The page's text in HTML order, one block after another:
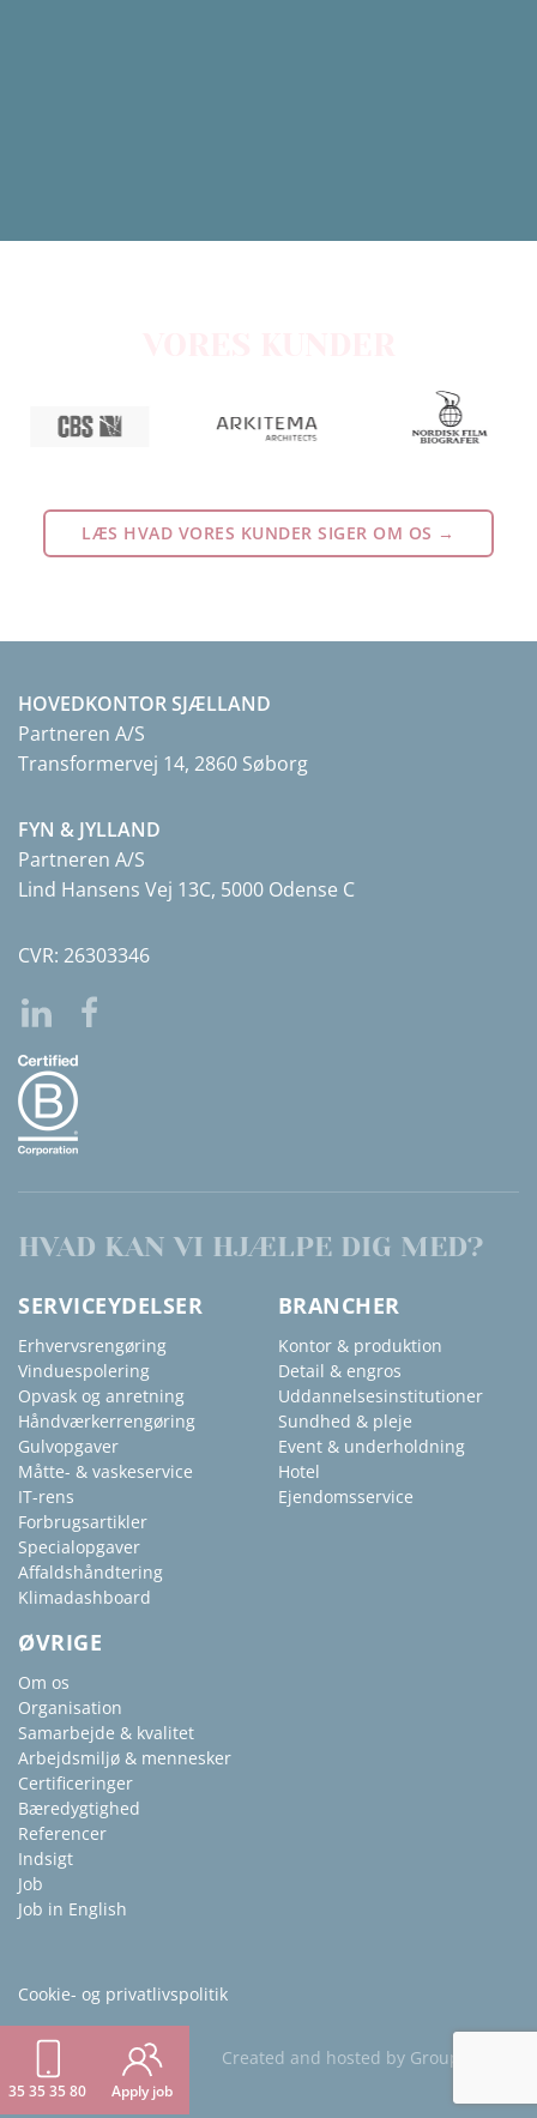
LÆS HVAD VORES KUNDER SIGER OM OS →
35 35 35 80 Apply job
HOVEDKONTOR SJÆLLAND
Partneren A/S
Transformervej 14, 2860 Søborg
FYN & JYLLAND
Partneren A/S
Lind Hansens Vej 13C, 5000 Odense C
CVR: 26303346
HVAD KAN VI HJÆLPE DIG MED?
SERVICEYDELSER
Erhvervsrengøring
Vinduespolering
Opvask og anretning
Håndværkerrengøring
Gulvopgaver
Måtte- & vaskeservice
IT-rens
Forbrugsartikler
Specialopgaver
Affaldshåndtering
Klimadashboard
BRANCHER
Kontor & produktion
Detail & engros
Uddannelsesinstitutioner
Sundhed & pleje
Event & underholdning
Hotel
Ejendomsservice
ØVRIGE
Om os
Organisation
Samarbejde & kvalitet
Arbejdsmiljø & mennesker
Certificeringer
Bæredygtighed
Referencer
Indsigt
Job
Job in English
Cookie- og privatlivspolitik
Created and hosted by Group Online